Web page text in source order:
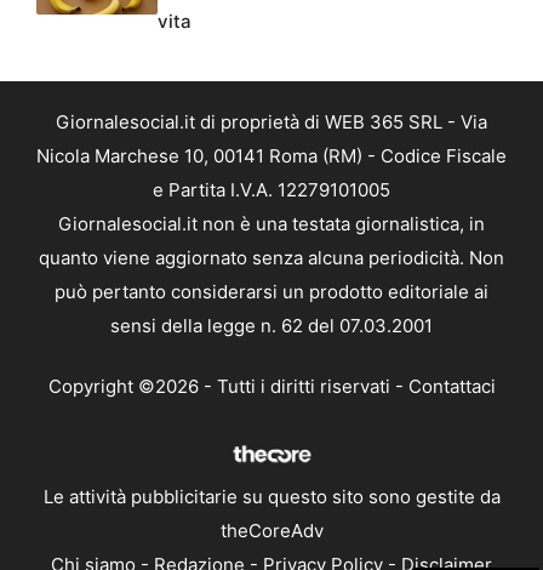
vita
Giornalesocial.it di proprietà di WEB 365 SRL - Via
Nicola Marchese 10, 00141 Roma (RM) - Codice Fiscale
e Partita I.V.A. 12279101005
Giornalesocial.it non è una testata giornalistica, in
quanto viene aggiornato senza alcuna periodicità. Non
può pertanto considerarsi un prodotto editoriale ai
sensi della legge n. 62 del 07.03.2001
Copyright ©2026 - Tutti i diritti riservati - Contattaci
Le attività pubblicitarie su questo sito sono gestite da
theCoreAdv
Chi siamo - Redazione - Privacy Policy - Disclaimer